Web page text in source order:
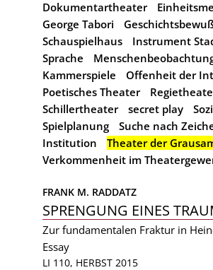
Dokumentartheater
George Tabori
Schauspielhaus
Instrument
Sprache
Kammerspiele
Offenheit der
Poetisches Theater
Schillertheater
secret play
Spielplanung
Suche nach
Institution
Theater der
Verkommenheit im
FRANK M. RADDATZ
SPRENGUNG EINES
Zur fundamentalen Fraktur in
Essay
LI 110, HERBST 2015